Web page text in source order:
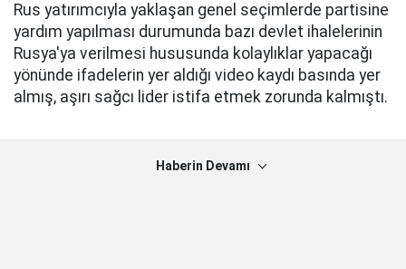
Rus yatırımcıyla yaklaşan genel seçimlerde partisine
yardım yapılması durumunda bazı devlet ihalelerinin
Rusya'ya verilmesi hususunda kolaylıklar yapacağı
yönünde ifadelerin yer aldığı video kaydı basında yer
almış, aşırı sağcı lider istifa etmek zorunda kalmıştı.
Haberin Devamı